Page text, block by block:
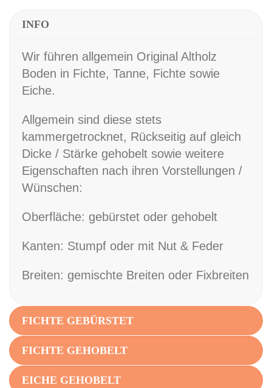
INFO
Wir führen allgemein Original Altholz
Boden in Fichte, Tanne, Fichte sowie
Eiche.
Allgemein sind diese stets
kammergetrocknet, Rückseitig auf gleich
Dicke / Stärke gehobelt sowie weitere
Eigenschaften nach ihren Vorstellungen /
Wünschen:
Oberfläche: gebürstet oder gehobelt
Kanten: Stumpf oder mit Nut & Feder
Breiten: gemischte Breiten oder Fixbreiten
FICHTE GEBÜRSTET
FICHTE GEHOBELT
EICHE GEHOBELT